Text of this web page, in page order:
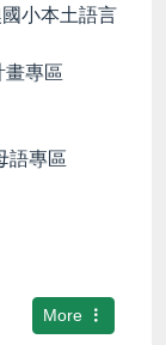
小本土語言
畫專區
語專區
More